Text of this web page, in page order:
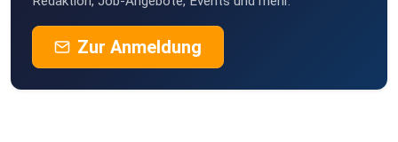
Zur Anmeldung